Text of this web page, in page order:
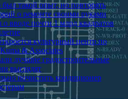
такой опыт, но повто­рять
о ремонте своими руками
вводе почти 1 млрд квадратов
культурный центр по
& Associates
лучшие градостроительные
выглядят
почистить кондици­онер